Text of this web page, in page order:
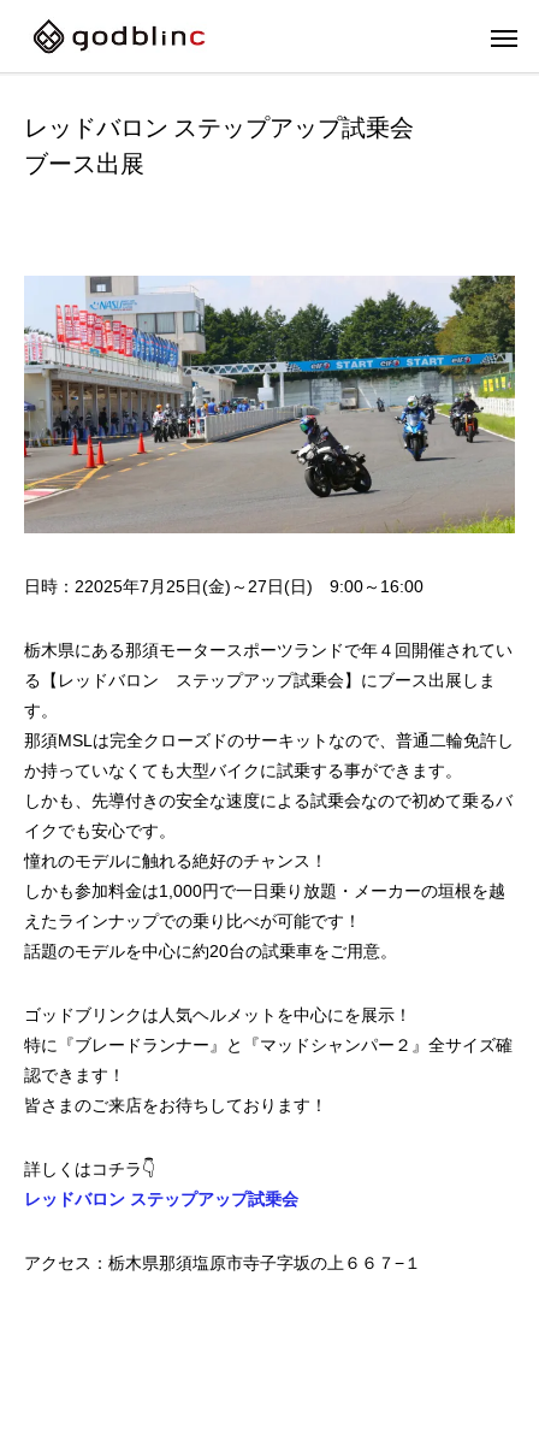
レッドバロン ステップアップ試乗会
ブース出展
日時：22025年7月25日(金)～27日(日) 9:00～16:00
栃木県にある那須モータースポーツランドで年４回開催されてい
る【レッドバロン ステップアップ試乗会】にブース出展しま
す。
那須MSLは完全クローズドのサーキットなので、普通二輪免許し
か持っていなくても大型バイクに試乗する事ができます。
しかも、先導付きの安全な速度による試乗会なので初めて乗るバ
イクでも安心です。
憧れのモデルに触れる絶好のチャンス！
しかも参加料金は1,000円で一日乗り放題・メーカーの垣根を越
えたラインナップでの乗り比べが可能です！
話題のモデルを中心に約20台の試乗車をご用意。
ゴッドブリンクは人気ヘルメットを中心にを展示！
特に『ブレードランナー』と『マッドシャンパー２』全サイズ確
認できます！
皆さまのご来店をお待ちしております！
詳しくはコチラ👇
レッドバロン ステップアップ試乗会
アクセス：栃木県那須塩原市寺子字坂の上６６７−１